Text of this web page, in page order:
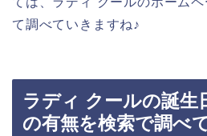
て調べていきますね♪
ラディ クールの誕生
の有無を検索で調べ